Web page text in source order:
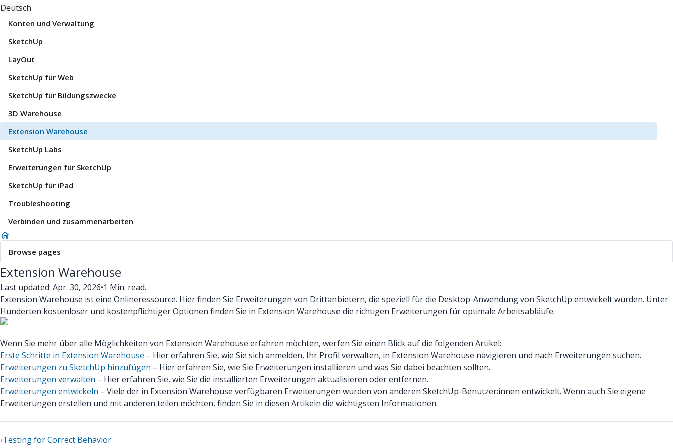
Deutsch
Konten und Verwaltung
SketchUp
LayOut
SketchUp für Web
SketchUp für Bildungszwecke
3D Warehouse
Extension Warehouse
SketchUp Labs
Erweiterungen für SketchUp
SketchUp für iPad
Troubleshooting
Verbinden und zusammenarbeiten
Browse pages
Extension Warehouse
Last updated: Apr. 30, 2026•1 Min. read.
Extension Warehouse ist eine Onlineressource. Hier finden Sie Erweiterungen von Drittanbietern, die speziell für die Desktop-Anwendung von SketchUp entwickelt wurden. Unter
Hunderten kostenloser und kostenpflichtiger Optionen finden Sie in Extension Warehouse die richtigen Erweiterungen für optimale Arbeitsabläufe.
Wenn Sie mehr über alle Möglichkeiten von Extension Warehouse erfahren möchten, werfen Sie einen Blick auf die folgenden Artikel:
Erste Schritte in Extension Warehouse – Hier erfahren Sie, wie Sie sich anmelden, Ihr Profil verwalten, in Extension Warehouse navigieren und nach Erweiterungen suchen.
Erweiterungen zu SketchUp hinzufügen – Hier erfahren Sie, wie Sie Erweiterungen installieren und was Sie dabei beachten sollten.
Erweiterungen verwalten – Hier erfahren Sie, wie Sie die installierten Erweiterungen aktualisieren oder entfernen.
Erweiterungen entwickeln – Viele der in Extension Warehouse verfügbaren Erweiterungen wurden von anderen SketchUp-Benutzer:innen entwickelt. Wenn auch Sie eigene
Erweiterungen erstellen und mit anderen teilen möchten, finden Sie in diesen Artikeln die wichtigsten Informationen.
‹Testing for Correct Behavior